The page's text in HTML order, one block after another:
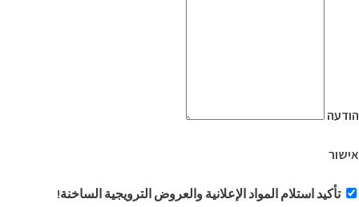
הודעה
אישור
تأكيد استلام المواد الإعلانية والعروض الترويجية الساخنة!